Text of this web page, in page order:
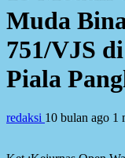
Muda
751/VJS
Piala
redaksi 10 bulan ago 1